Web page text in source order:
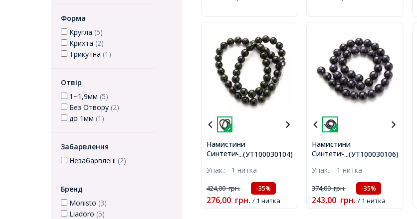
Форма
Кругла (5)
Крихта (2)
Трикутна (1)
Отвір
1~1,9мм (5)
Без Отвору (2)
до 1мм (1)
Забарвлення
Незабарвлені (2)
Бренд
Monisto (3)
Liadoro (5)
...(УТ100030104)
Намистини
Синтетичний Зелений
Діаметр: 8мм, Отвір
1.2мм, близько
45шт/37.5см/нитка,
Упак.: 1 нитка
424,00грн. -35%
276,00 грн. / 1 нитка
...(УТ100030106)
Намистини
Синтетичний Синій
Діаметр: 10мм, Отвір
1мм, близько
38шт/38см/нитка,
Упак.: 1 нитка
374,00грн. -35%
243,00 грн. / 1 нитка